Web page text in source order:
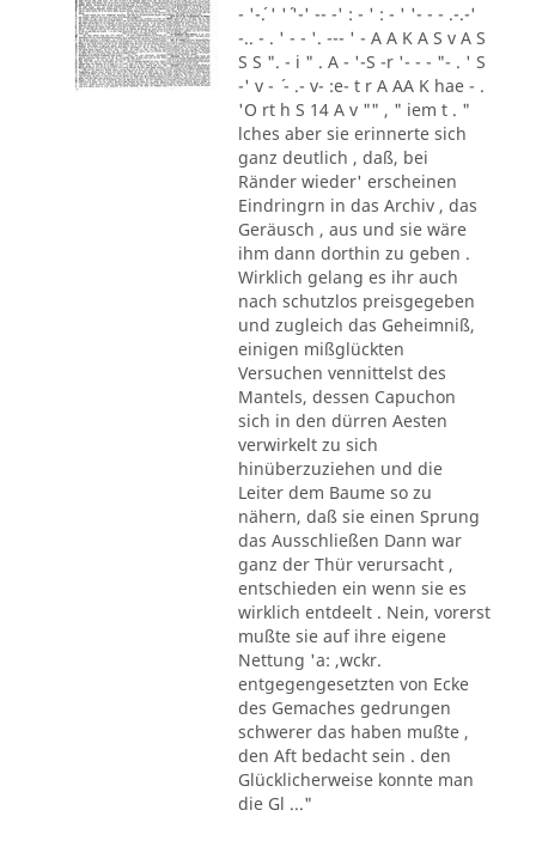
- '-´. ' '´ '-' -- -' : - ' : - ' '- - - .-.-'
-.. - . ' - - '. --- ' - A A K A S v A S
S S ". - i " . A - '-S -r '- - - "- . ' S
-' v - ´ - .- v- :e- t r A AA K hae - .
'O rt h S 14 A v "" , " iem t . "
lches aber sie erinnerte sich
ganz deutlich , daß, bei
Ränder wieder' erscheinen
Eindringrn in das Archiv , das
Geräusch , aus und sie wäre
ihm dann dorthin zu geben .
Wirklich gelang es ihr auch
nach schutzlos preisgegeben
und zugleich das Geheimniß,
einigen mißglückten
Versuchen vennittelst des
Mantels, dessen Capuchon
sich in den dürren Aesten
verwirkelt zu sich
hinüberzuziehen und die
Leiter dem Baume so zu
nähern, daß sie einen Sprung
das Ausschließen Dann war
ganz der Thür verursacht ,
entschieden ein wenn sie es
wirklich entdeelt . Nein, vorerst
mußte sie auf ihre eigene
Nettung 'a: ,wckr.
entgegengesetzten von Ecke
des Gemaches gedrungen
schwerer das haben mußte ,
den Aft bedacht sein . den
Glücklicherweise konnte man
die Gl ..."